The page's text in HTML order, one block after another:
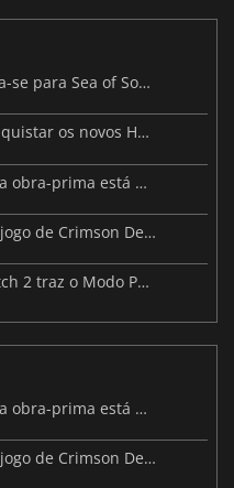
Hollow Knight: Silksong prepara-se para Sea of Sorrow com um patch
A Invasão dos Illuminados: Conquistar os novos Helldivers 2 Atualização!
GTA VI: Para além dos atrasos, a obra-prima está quase a chegar
Pearl Abyss revela imagens de jogo de Crimson Desert para a PS5
A atualização da Nintendo Switch 2 traz o Modo Portátil aos jogos mais antigos da Switch
GTA VI: Para além dos atrasos, a obra-prima está quase a chegar
Pearl Abyss revela imagens de jogo de Crimson Desert para a PS5